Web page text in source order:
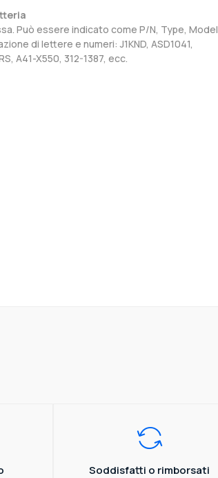
Può essere indicato come P/N, Type, Model
di lettere e numeri: J1KND, ASD1041,
A41-X550, 312-1387, ecc.
Soddisfatti o rimborsati